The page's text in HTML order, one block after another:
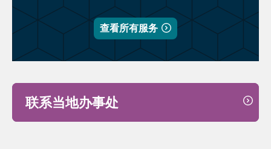
查看所有服务
联系当地办事处